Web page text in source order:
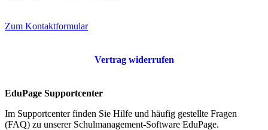
Zum Kontaktformular
Vertrag widerrufen
EduPage Supportcenter
Im Supportcenter finden Sie Hilfe und häufig gestellte Fragen
(FAQ) zu unserer Schulmanagement-Software EduPage.